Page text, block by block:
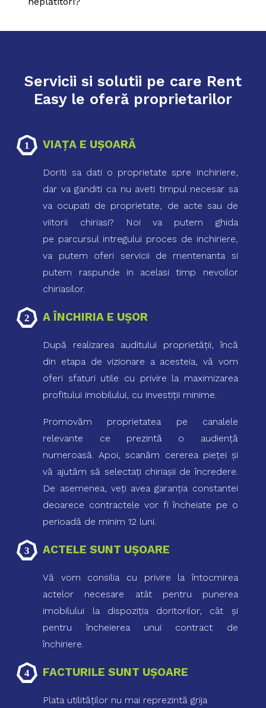
Servicii si solutii pe care Rent
Easy le oferă proprietarilor
VIAŢA E UŞOARĂ
Doriti sa dati o proprietate spre inchiriere,
dar va ganditi ca nu aveti timpul necesar sa
va ocupati de proprietate, de acte sau de
viitorii chiriasi? Noi va putem ghida
pe parcursul intregului proces de inchiriere,
va putem oferi servicii de mentenanta si
putem raspunde in acelasi timp nevoilor
chiriasilor.
A ÎNCHIRIA E UŞOR
După realizarea auditului proprietăţii, încă
din etapa de vizionare a acesteia, vă vom
oferi sfaturi utile cu privire la maximizarea
profitului imobilului, cu investiţii minime.
Promovăm proprietatea pe canalele
relevante ce prezintă o audienţă
numeroasă. Apoi, scanăm cererea pieţei şi
vă ajutăm să selectaţi chiriaşii de încredere.
De asemenea, veţi avea garanţia constantei
deoarece contractele vor fi încheiate pe o
perioadă de minim 12 luni.
ACTELE SUNT UŞOARE
Vă vom consilia cu privire la întocmirea
actelor necesare atât pentru punerea
imobilului la dispoziţia doritorilor, cât şi
pentru încheierea unui contract de
închiriere.
FACTURILE SUNT UŞOARE
Plata utilităţilor nu mai reprezintă grija